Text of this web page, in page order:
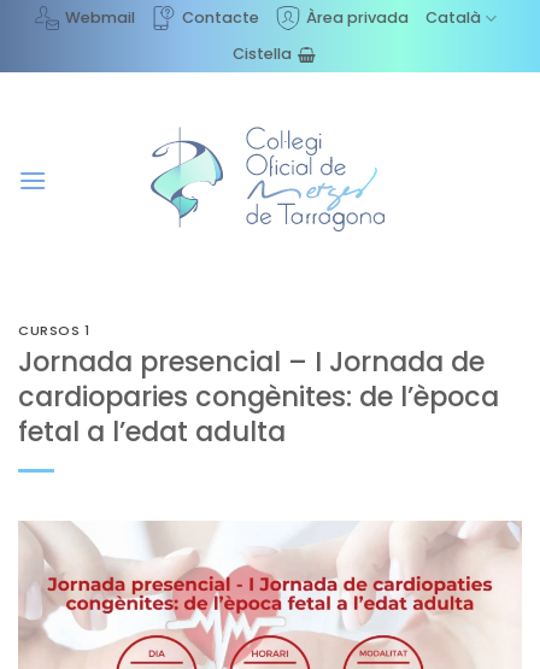
content
Webmail Contacte Àrea privada
Català
Cistella
CURSOS 1
Jornada presencial – I Jornada de
cardioparies congènites: de l’època
fetal a l’edat adulta